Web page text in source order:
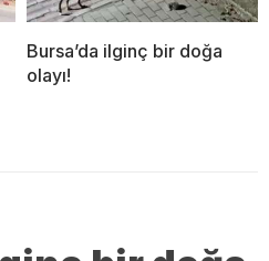
Bursa’da ilginç bir doğa
olayı!